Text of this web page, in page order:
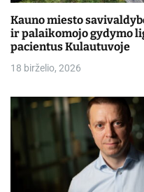
Kauno miesto
ir palaikomojo gydymo
pacientus Kulautuvoje
18 birželio, 2026